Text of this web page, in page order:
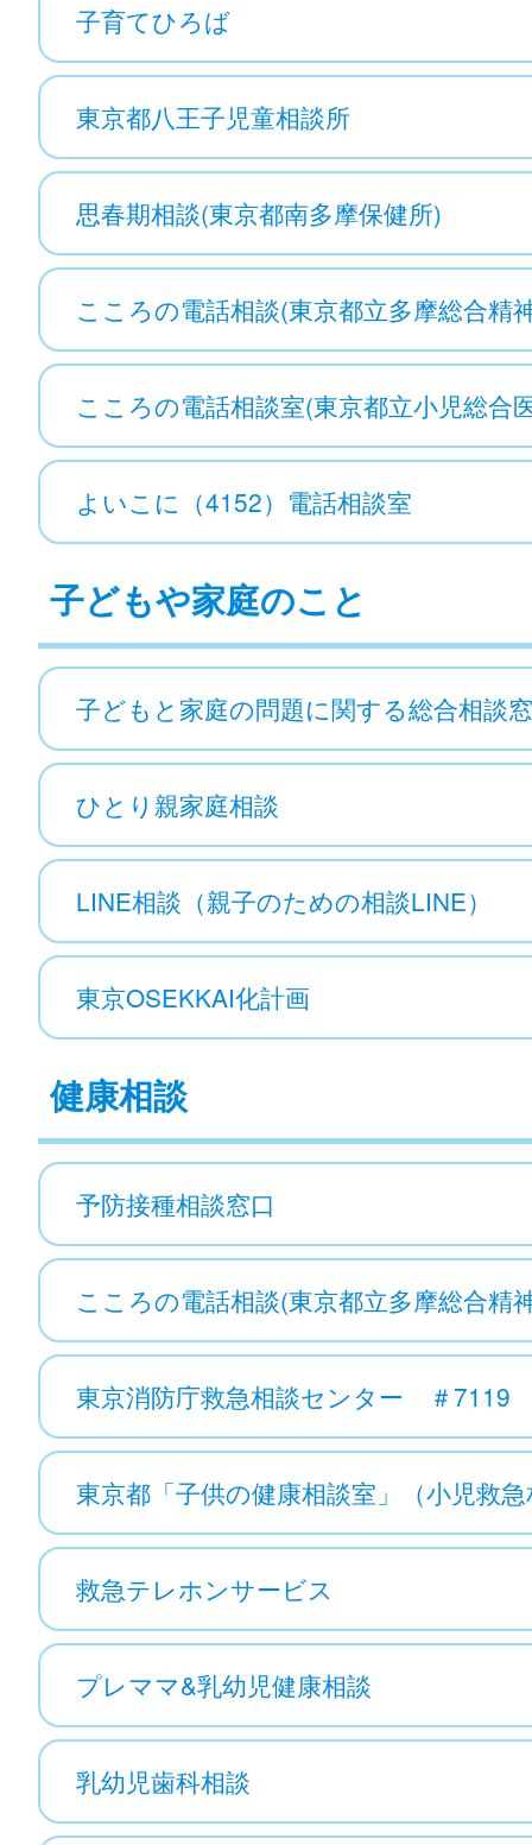
子育てひろば
東京都八王子児童相談所
思春期相談(東京都南多摩保健所)
こころの電話相談(東京都立多摩総合精
こころの電話相談室(東京都立小児総合
よいこに（4152）電話相談室
子どもや家庭のこと
子どもと家庭の問題に関する総合相談
ひとり親家庭相談
LINE相談（親子のための相談LINE）
東京OSEKKAI化計画
健康相談
予防接種相談窓口
こころの電話相談(東京都立多摩総合精
東京消防庁救急相談センター ＃7119
東京都「子供の健康相談室」（小児救
救急テレホンサービス
プレママ&乳幼児健康相談
乳幼児歯科相談